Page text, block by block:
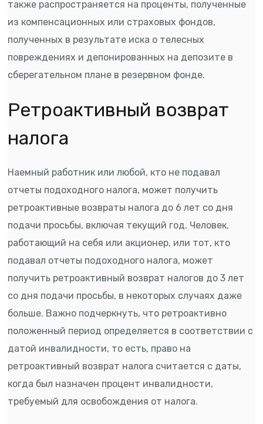
также распространяется на проценты, полученные
из компенсационных или страховых фондов,
полученных в результате иска о телесных
повреждениях и депонированных на депозите в
сберегательном плане в резервном фонде.
Ретроактивный возврат
налога
Наемный работник или любой, кто не подавал
отчеты подоходного налога, может получить
ретроактивные возвраты налога до 6 лет со дня
подачи просьбы, включая текущий год. Человек,
работающий на себя или акционер, или тот, кто
подавал отчеты подоходного налога, может
получить ретроактивный возврат налогов до 3 лет
со дня подачи просьбы, в некоторых случаях даже
больше. Важно подчеркнуть, что ретроактивно
положенный период определяется в соответствии с
датой инвалидности, то есть, право на
ретроактивный возврат налога считается с даты,
когда был назначен процент инвалидности,
требуемый для освобождения от налога.